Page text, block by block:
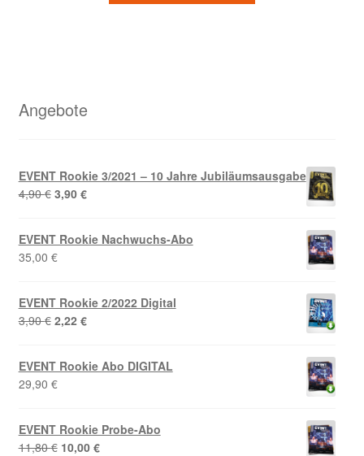
Angebote
EVENT Rookie 3/2021 – 10 Jahre Jubiläumsausgabe
4,90€ Ursprünglicher
4,90 €
3,90 €Aktueller
3,90 €.
EVENT Rookie Nachwuchs-Abo
35,00 €
EVENT Rookie 2/2022 Digital
3,90€ Ursprünglicher
3,90 €
2,22 €Aktueller
2,22 €.
EVENT Rookie Abo DIGITAL
29,90 €
EVENT Rookie Probe-Abo
11,80€ Ursprünglicher
10,00 €Aktueller